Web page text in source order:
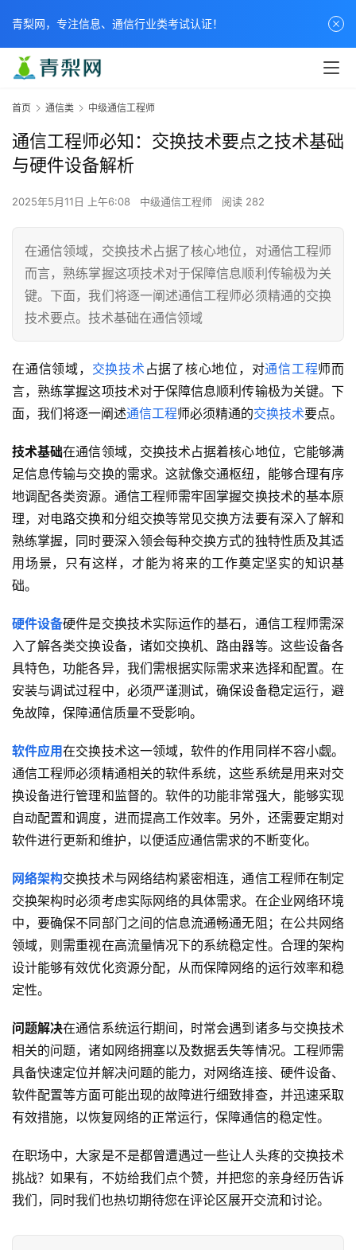
首页 通信类 中级通信工程师
通信工程师必知：交换技术要点之技术基础
与硬件设备解析
2025年5月11日 上午6:08 中级通信工程师 阅读 282
在通信领域，交换技术占据了核心地位，对通信工程师
而言，熟练掌握这项技术对于保障信息顺利传输极为关
键。下面，我们将逐一阐述通信工程师必须精通的交换
技术要点。技术基础在通信领域
在通信领域， 交换技术占据了核心地位，对通信工程师而
言，熟练掌握这项技术对于保障信息顺利传输极为关键。下
面，我们将逐一阐述通信工程师必须精通的交换技术要点。
技术基础在通信领域，交换技术占据着核心地位，它能够满
足信息传输与交换的需求。这就像交通枢纽，能够合理有序
地调配各类资源。通信工程师需牢固掌握交换技术的基本原
理，对电路交换和分组交换等常见交换方法要有深入了解和
熟练掌握，同时要深入领会每种交换方式的独特性质及其适
用场景，只有这样，才能为将来的工作奠定坚实的知识基
础。
硬件设备硬件是交换技术实际运作的基石，通信工程师需深
入了解各类交换设备，诸如交换机、路由器等。这些设备各
具特色，功能各异，我们需根据实际需求来选择和配置。在
安装与调试过程中，必须严谨测试，确保设备稳定运行，避
免故障，保障通信质量不受影响。
软件应用在交换技术这一领域，软件的作用同样不容小觑。
通信工程师必须精通相关的软件系统，这些系统是用来对交
换设备进行管理和监督的。软件的功能非常强大，能够实现
自动配置和调度，进而提高工作效率。另外，还需要定期对
软件进行更新和维护，以便适应通信需求的不断变化。
网络架构交换技术与网络结构紧密相连，通信工程师在制定
交换架构时必须考虑实际网络的具体需求。在企业网络环境
中，要确保不同部门之间的信息流通畅通无阻；在公共网络
领域，则需重视在高流量情况下的系统稳定性。合理的架构
设计能够有效优化资源分配，从而保障网络的运行效率和稳
定性。
问题解决在通信系统运行期间，时常会遇到诸多与交换技术
相关的问题，诸如网络拥塞以及数据丢失等情况。工程师需
具备快速定位并解决问题的能力，对网络连接、硬件设备、
软件配置等方面可能出现的故障进行细致排查，并迅速采取
有效措施，以恢复网络的正常运行，保障通信的稳定性。
在职场中，大家是不是都曾遭遇过一些让人头疼的交换技术
挑战？如果有，不妨给我们点个赞，并把您的亲身经历告诉
我们，同时我们也热切期待您在评论区展开交流和讨论。
青梨网，专注信息、通信行业类考试认证！